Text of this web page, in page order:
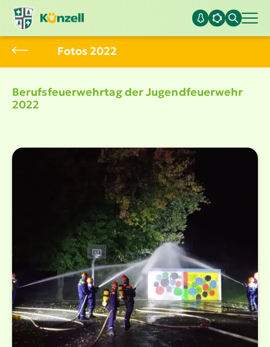
Fotos 2022
Berufs­feu­er­wehrtag der Jugend­feu­erwehr
2022